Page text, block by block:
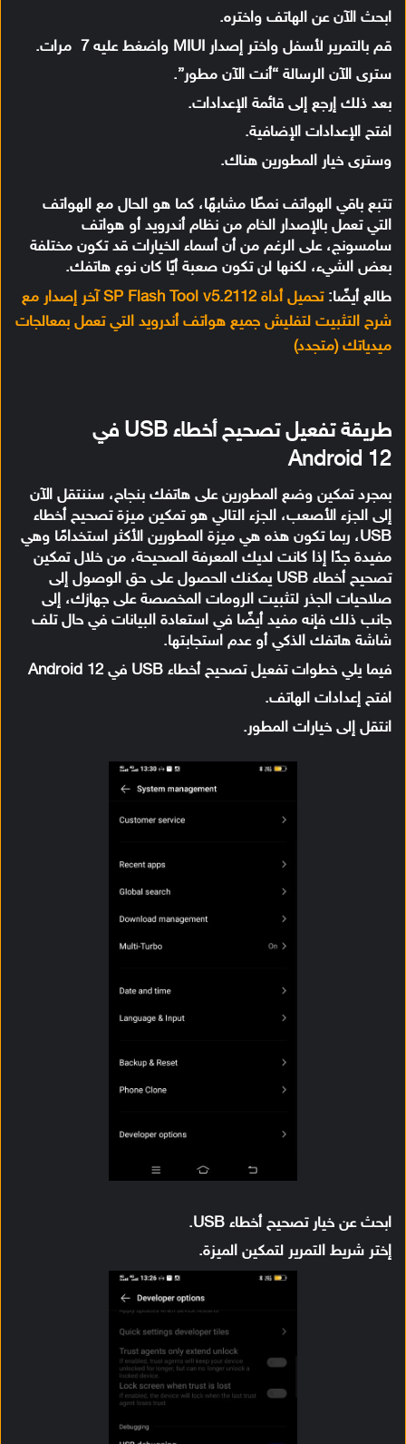
ابحث الآن عن الهاتف واختره.
قم بالتمرير لأسفل واختر إصدار MIUI واضغط عليه 7 مرات.
سترى الآن الرسالة “أنت الآن مطور”.
بعد ذلك إرجع إلى قائمة الإعدادات.
افتح الإعدادات الإضافية.
وسترى خيار المطورين هناك.
تتبع باقي الهواتف نمطًا مشابهًا، كما هو الحال مع الهواتف
التي تعمل بالإصدار الخام من نظام أندرويد أو هواتف
سامسونج، على الرغم من أن أسماء الخيارات قد تكون مختلفة
بعض الشيء، لكنها لن تكون صعبة أيًا كان نوع هاتفك.
طالع أيضًا:
تحميل أداة SP Flash Tool v5.2112 آخر إصدار مع
شرح التثبيت لتفليش جميع هواتف أندرويد التي تعمل بمعالجات
ميدياتك (متجدد)
طريقة تفعيل تصحيح أخطاء USB في
Android 12
بمجرد تمكين وضع المطورين على هاتفك بنجاح، سننتقل الآن
إلى الجزء الأصعب، الجزء التالي هو تمكين ميزة تصحيح أخطاء
USB، ربما تكون هذه هي ميزة المطورين الأكثر استخدامًا وهي
مفيدة جدًا إذا كانت لديك المعرفة الصحيحة، من خلال تمكين
تصحيح أخطاء USB يمكنك الحصول على حق الوصول إلى
صلاحيات الجذر لتثبيت الرومات المخصصة على جهازك، إلى
جانب ذلك فإنه مفيد أيضًا في استعادة البيانات في حال تلف
شاشة هاتفك الذكي أو عدم استجابتها.
فيما يلي خطوات تفعيل تصحيح أخطاء USB في Android 12
افتح إعدادات الهاتف.
انتقل إلى خيارات المطور.
ابحث عن خيار تصحيح أخطاء USB.
إختر شريط التمرير لتمكين الميزة.